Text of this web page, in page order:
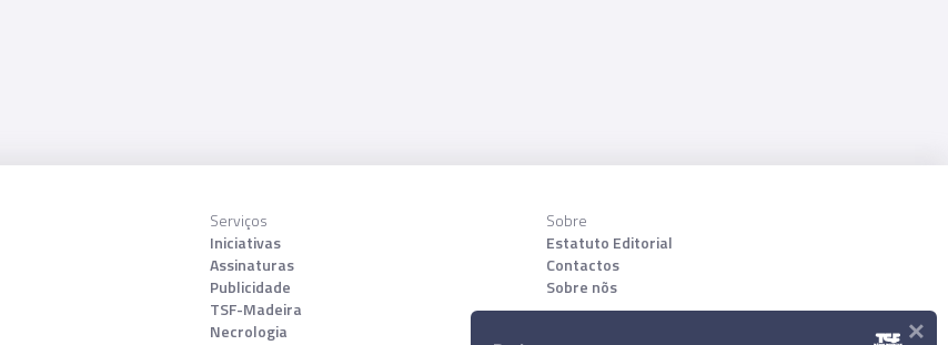
Serviços
Iniciativas
Assinaturas
Publicidade
TSF-Madeira
Necrologia
Sobre
Estatuto Editorial
Contactos
Sobre nõs
×